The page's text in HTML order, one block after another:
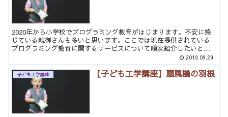
2020年から小学校でプログラミング教育がはじまります。不安に感
じている親御さんも多いと思います。ここでは現在提供されている
プログラミング教育に関するサービスについて順次紹介したいと思
います。 次の参考記事は未来の学びコンソーシアム事務局の...2019.09.29
子ども工学講座 【子ども工学講座】扇風機の羽根